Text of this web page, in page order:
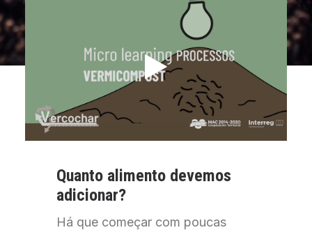
Quantoalimento devemos
adicionar?
Há que começar com poucas